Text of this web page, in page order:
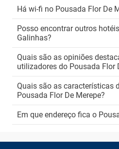
Há wi-fi no Pousada Flor De
Posso encontrar outros
Galinhas?
Quais são as opiniões
utilizadores do Pousada Flor
Quais são as características
Pousada Flor De Merepe?
Em que endereço fica o